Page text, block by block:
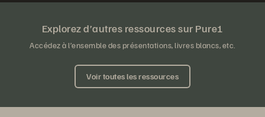
Explorez d’autres ressources sur Pure1
Accédez à l’ensemble des présentations, livres blancs, etc.
Voir toutes les ressources